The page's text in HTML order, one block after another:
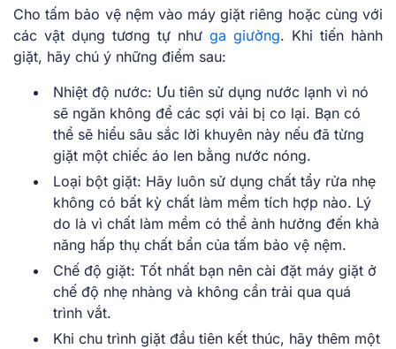
Cho tấm bảo vệ nệm vào máy giặt riêng hoặc cùng với
các vật dụng tương tự như ga giường. Khi tiến hành
giặt, hãy chú ý những điểm sau:
Nhiệt độ nước: Ưu tiên sử dụng nước lạnh vì nó
sẽ ngăn không để các sợi vải bị co lại. Bạn có
thể sẽ hiểu sâu sắc lời khuyên này nếu đã từng
giặt một chiếc áo len bằng nước nóng.
Loại bột giặt: Hãy luôn sử dụng chất tẩy rửa nhẹ
không có bất kỳ chất làm mềm tích hợp nào. Lý
do là vì chất làm mềm có thể ảnh hưởng đến khả
năng hấp thụ chất bẩn của tấm bảo vệ nệm.
Chế độ giặt: Tốt nhất bạn nên cài đặt máy giặt ở
chế độ nhẹ nhàng và không cần trải qua quá
trình vắt.
Khi chu trình giặt đầu tiên kết thúc, hãy thêm một